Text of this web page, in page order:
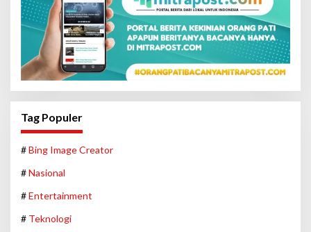
Tag Populer
#Bing Image Creator
#Nasional
#Entertainment
# Teknologi